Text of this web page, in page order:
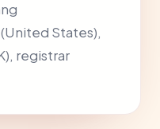
States),
registrar